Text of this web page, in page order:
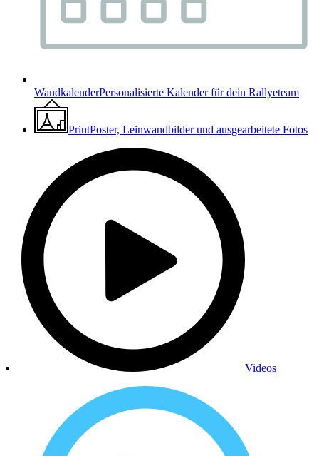
WandkalenderPersonalisierte Kalender für dein Rallyeteam
PrintPoster, Leinwandbilder und ausgearbeitete Fotos
Videos